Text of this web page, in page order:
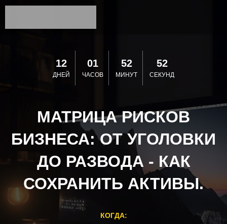
12
ДНЕЙ
01
ЧАСОВ
52
МИНУТ
52
СЕКУНД
МАТРИЦА РИСКОВ
БИЗНЕСА: ОТ УГОЛОВКИ
ДО РАЗВОДА - КАК
СОХРАНИТЬ АКТИВЫ.
КОГДА: